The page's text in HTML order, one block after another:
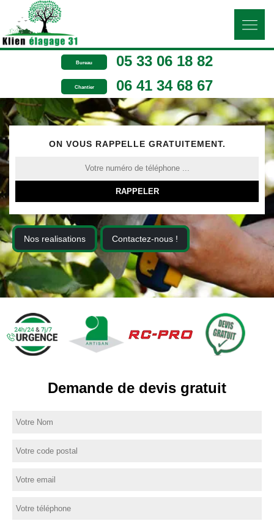
Bureau 05 33 06 18 82
Chantier 06 41 34 68 67
ON VOUS RAPPELLE GRATUITEMENT.
Nos realisations Contactez-nous !
Demande de devis gratuit